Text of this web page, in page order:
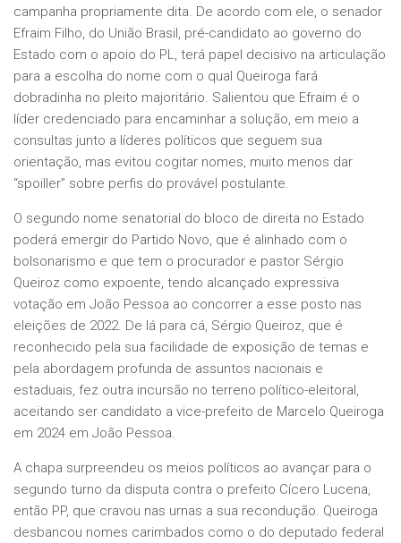
campanha propriamente dita. De acordo com ele, o senador
Efraim Filho, do União Brasil, pré-candidato ao governo do
Estado com o apoio do PL, terá papel decisivo na articulação
para a escolha do nome com o qual Queiroga fará
dobradinha no pleito majoritário. Salientou que Efraim é o
líder credenciado para encaminhar a solução, em meio a
consultas junto a líderes políticos que seguem sua
orientação, mas evitou cogitar nomes, muito menos dar
“spoiller” sobre perfis do provável postulante.
O segundo nome senatorial do bloco de direita no Estado
poderá emergir do Partido Novo, que é alinhado com o
bolsonarismo e que tem o procurador e pastor Sérgio
Queiroz como expoente, tendo alcançado expressiva
votação em João Pessoa ao concorrer a esse posto nas
eleições de 2022. De lá para cá, Sérgio Queiroz, que é
reconhecido pela sua facilidade de exposição de temas e
pela abordagem profunda de assuntos nacionais e
estaduais, fez outra incursão no terreno político-eleitoral,
aceitando ser candidato a vice-prefeito de Marcelo Queiroga
em 2024 em João Pessoa.
A chapa surpreendeu os meios políticos ao avançar para o
segundo turno da disputa contra o prefeito Cícero Lucena,
então PP, que cravou nas urnas a sua recondução. Queiroga
desbancou nomes carimbados como o do deputado federal